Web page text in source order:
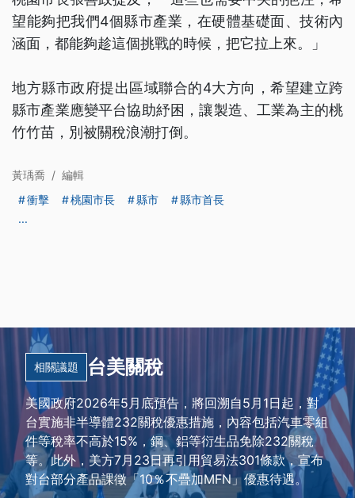
望能夠把我們4個縣市產業，在硬體基礎面、技術內
涵面，都能夠趁這個挑戰的時候，把它拉上來。」
地方縣市政府提出區域聯合的4大方向，希望建立跨
縣市產業應變平台協助紓困，讓製造、工業為主的桃
竹竹苗，別被關稅浪潮打倒。
黃瑀喬 / 編輯
衝擊
桃園市長 縣市
縣市首長
...
相關議題 台美關稅
美國政府2026年5月底預告，將回溯自5月1日起，對
台實施非半導體232關稅優惠措施，內容包括汽車零組
件等稅率不高於15%，鋼、鋁等衍生品免除232關稅
等。此外，美方7月23日再引用貿易法301條款，宣布
對台部分產品課徵「10％不疊加MFN」優惠待遇。